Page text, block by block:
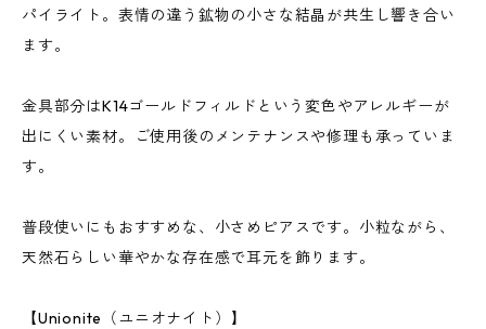
パイライト。表情の違う鉱物の小さな結晶が共生し響き合い
ます。
金具部分はK14ゴールドフィルドという変色やアレルギーが
出にくい素材。ご使用後のメンテナンスや修理も承っていま
す。
普段使いにもおすすめな、小さめピアスです。小粒ながら、
天然石らしい華やかな存在感で耳元を飾ります。
【Unionite（ユニオナイト）】